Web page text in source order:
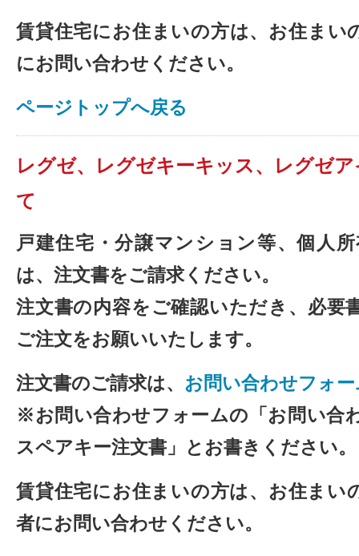
賃貸住宅にお住まいの方は、お住まい
にお問い合わせください。
ページトップへ戻る
レグゼ、レグゼキーキッス、レグゼ
て
戸建住宅・分譲マンション等、個人
は、注文書をご請求ください。
注文書の内容をご確認いただき、必要
ご注文をお願いいたします。
注文書のご請求は、 お問い合わせフォ
※お問い合わせフォームの「お問い合
スペアキー注文書」とお書きください。
賃貸住宅にお住まいの方は、お住まい
者にお問い合わせください。